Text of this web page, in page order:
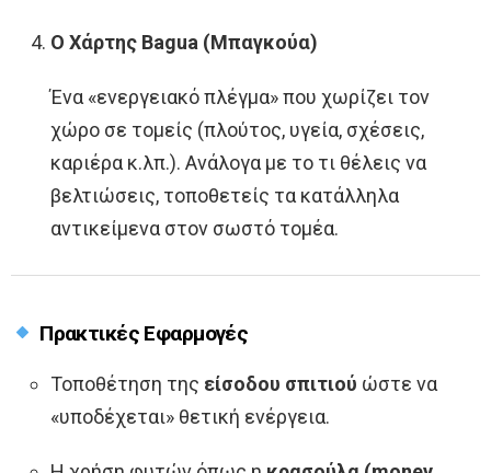
Ο Χάρτης Bagua (Μπαγκούα)
Ένα «ενεργειακό πλέγμα» που χωρίζει τον
χώρο σε τομείς (πλούτος, υγεία, σχέσεις,
καριέρα κ.λπ.). Ανάλογα με το τι θέλεις να
βελτιώσεις, τοποθετείς τα κατάλληλα
αντικείμενα στον σωστό τομέα.
Πρακτικές Εφαρμογές
Τοποθέτηση της είσοδου σπιτιού ώστε να
«υποδέχεται» θετική ενέργεια.